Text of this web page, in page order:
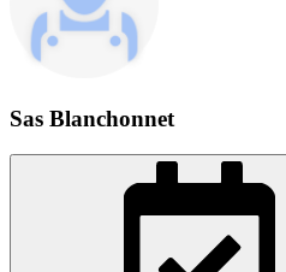
Sas Blanchonnet